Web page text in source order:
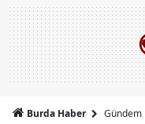
Burda Haber
Gündem